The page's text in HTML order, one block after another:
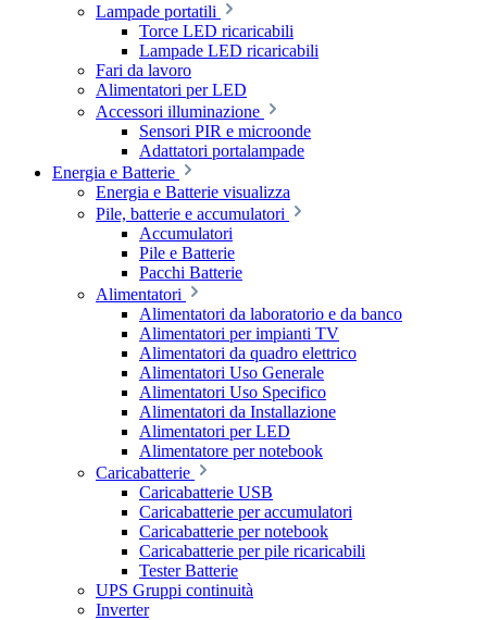
Lampade portatili
Torce LED ricaricabili
Lampade LED ricaricabili
Fari da lavoro
Alimentatori per LED
Accessori illuminazione
Sensori PIR e microonde
Adattatori portalampade
Energia e Batterie
Energia e Batterie visualizza
Pile, batterie e accumulatori
Accumulatori
Pile e Batterie
Pacchi Batterie
Alimentatori
Alimentatori da laboratorio e da banco
Alimentatori per impianti TV
Alimentatori da quadro elettrico
Alimentatori Uso Generale
Alimentatori Uso Specifico
Alimentatori da Installazione
Alimentatori per LED
Alimentatore per notebook
Caricabatterie
Caricabatterie USB
Caricabatterie per accumulatori
Caricabatterie per notebook
Caricabatterie per pile ricaricabili
Tester Batterie
UPS Gruppi continuità
Inverter